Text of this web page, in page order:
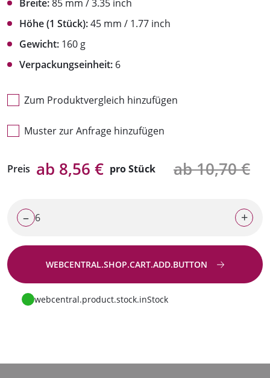
Breite:85 mm / 3.35 inch
Höhe (1 Stück):45 mm / 1.77 inch
Gewicht: 160 g
Verpackungseinheit: 6
Zum Produktvergleich hinzufügen
Muster zur Anfrage hinzufügen
Preis ab 8,56 € pro Stück ab 10,70 €
– +
WEBCENTRAL.SHOP.CART.ADD.BUTTON
Zur Anfrage
webcentral.product.stock.inStock